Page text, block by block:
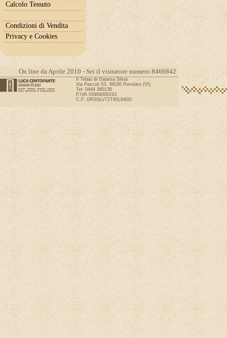
Calcolo Tessuto
Condizioni di Vendita
Privacy e Cookies
On line da Aprile 2010 - Sei il visitatore numero 8466842
Il Telaio di Gaiarsa Silvia
Via Pascoli 53, 36030 Povolaro (VI)
Tel: 0444 360136
P.IVA 03464000243
C.F. GRSSLV72T60L840G